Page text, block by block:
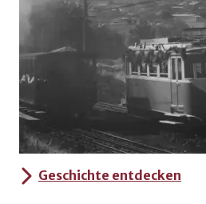
Geschichte entdecken